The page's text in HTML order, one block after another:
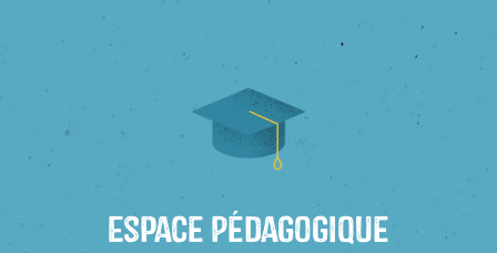
Espace Pédagogique